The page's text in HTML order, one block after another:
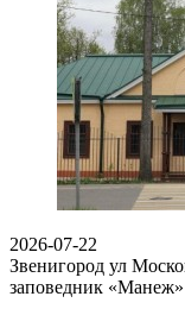
2026-07-22
Звенигород ул
заповедник «Манеж»